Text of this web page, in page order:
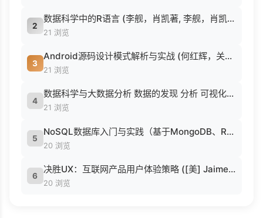
2
数据科学中的R语言 (李舰，肖凯著, 李舰，肖凯著；吴喜之审校, Pdg2Pic).pdf
21 浏览
3
Android源码设计模式解析与实战 (何红辉，关爱民著, 何红辉, 关爱民著, 何红辉, 关爱民).pdf
21 浏览
4
数据科学与大数据分析 数据的发现 分析 可视化与表示 ( etc.).epub
21 浏览
5
NoSQL数据库入门与实践（基于MongoDB、Redis） (刘瑜 刘胜松).pdf
20 浏览
6
决胜UX：互联网产品用户体验策略 ([美] Jaime Levy [[美] Jaime Levy]).epub
20 浏览